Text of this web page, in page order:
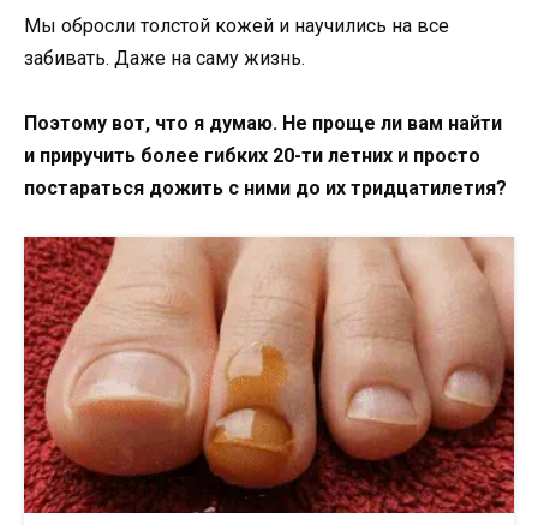
Мы обросли толстой кожей и научились на все
забивать. Даже на саму жизнь.
Поэтому вот, что я думаю. Не проще ли вам найти
и приручить более гибких 20-ти летних и просто
постараться дожить с ними до их тридцатилетия?